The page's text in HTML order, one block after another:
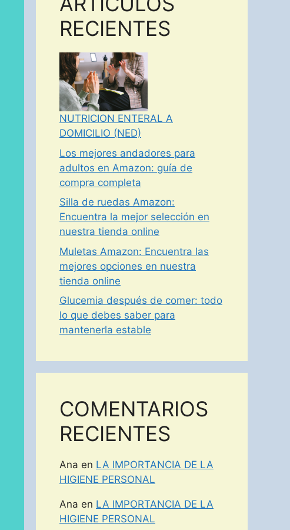
RECIENTES
NUTRICION ENTERAL A
DOMICILIO (NED)
Los mejores andadores para
adultos en Amazon: guía de
compra completa
Silla de ruedas Amazon:
Encuentra la mejor selección en
nuestra tienda online
Muletas Amazon: Encuentra las
mejores opciones en nuestra
tienda online
Glucemia después de comer: todo
lo que debes saber para
mantenerla estable
COMENTARIOS
RECIENTES
Ana en LA IMPORTANCIA DE LA
HIGIENE PERSONAL
Ana en LA IMPORTANCIA DE LA
HIGIENE PERSONAL